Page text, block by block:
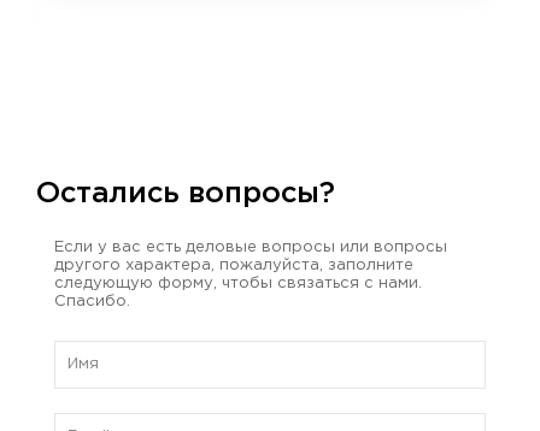
Остались вопросы?
Если у вас есть деловые вопросы или вопросы
другого характера, пожалуйста, заполните
следующую форму, чтобы связаться с нами.
Спасибо.